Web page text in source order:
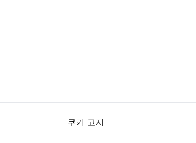
쿠키 고지